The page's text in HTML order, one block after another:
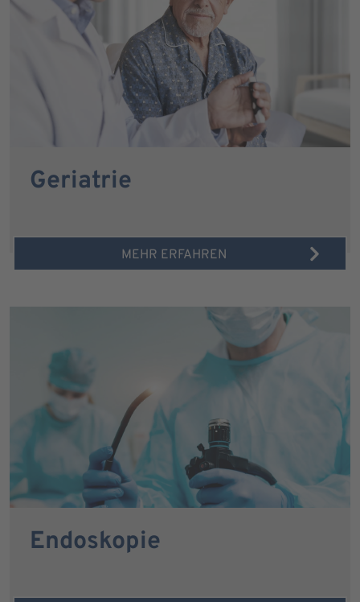
Geriatrie
MEHR ERFAHREN
Endoskopie